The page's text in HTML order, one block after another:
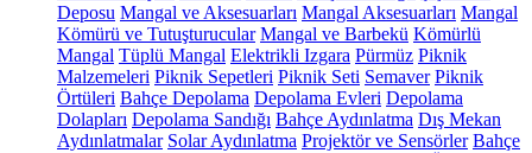
Deposu Mangal ve Aksesuarları Mangal Aksesuarları Mangal
Kömürü ve Tutuşturucular Mangal ve Barbekü Kömürlü
Mangal Tüplü Mangal Elektrikli Izgara Pürmüz Piknik
Malzemeleri Piknik Sepetleri Piknik Seti Semaver Piknik
Örtüleri Bahçe Depolama Depolama Evleri Depolama
Dolapları Depolama Sandığı Bahçe Aydınlatma Dış Mekan
Aydınlatmalar Solar Aydınlatma Projektör ve Sensörler Bahçe